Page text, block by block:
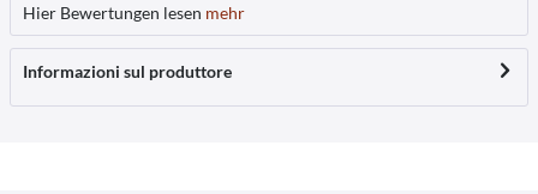
Hier Bewertungen lesen mehr
Informazioni sul produttore